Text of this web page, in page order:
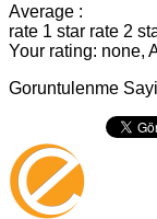
Average :
rate 1 star rate 2
Your rating: none,
Goruntulenme